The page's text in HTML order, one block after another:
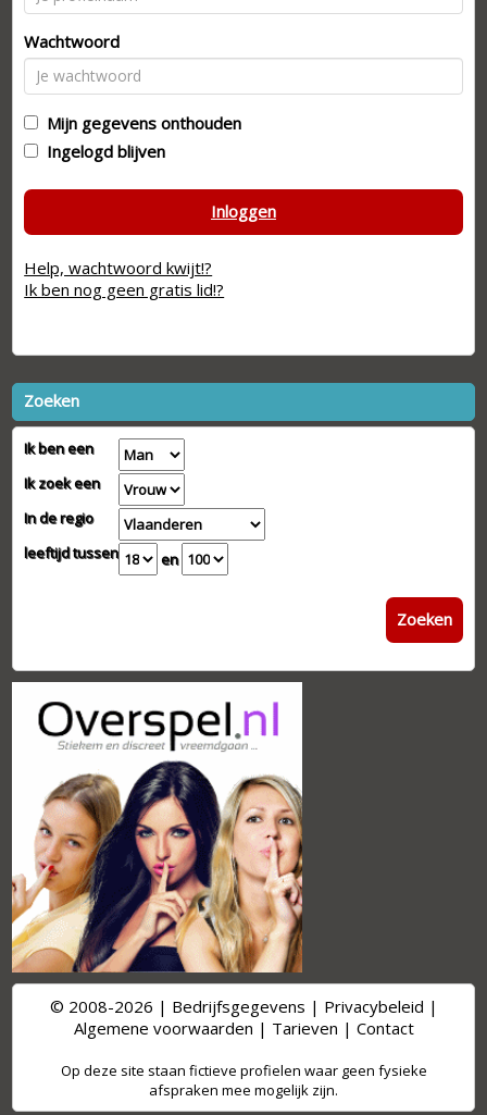
Wachtwoord
Mijn gegevens onthouden
Ingelogd blijven
Inloggen
Help, wachtwoord kwijt!?
Ik ben nog geen gratis lid!?
Zoeken
Ik ben een
Ik zoek een
In de regio
leeftijd tussen
en
Zoeken
© 2008-2026 | Bedrijfsgegevens | Privacybeleid |
Algemene voorwaarden | Tarieven | Contact
Op deze site staan fictieve profielen waar geen fysieke
afspraken mee mogelijk zijn.